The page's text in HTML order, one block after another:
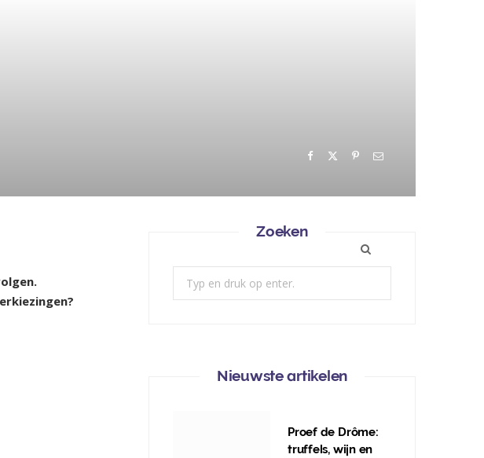
Zoeken
Nieuwste artikelen
Proef de Drôme:
truffels, wijn en